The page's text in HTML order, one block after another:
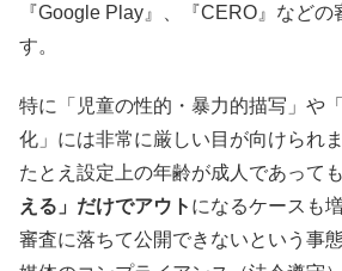
『Google Play』、『CERO』などの
す。
特に「児童の性的・暴力的描写」や
化」には非常に厳しい目が向けられま
たとえ設定上の年齢が成人であっても
える」だけでアウト になるケースも
審査に落ちて公開できないという事